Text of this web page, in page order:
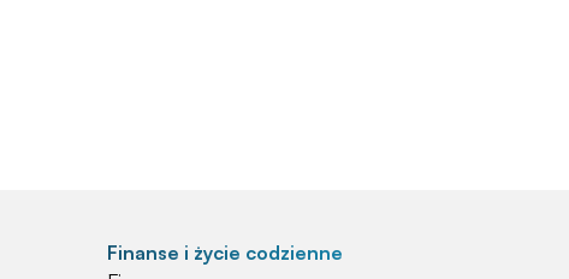
Finanse i życie codzienne